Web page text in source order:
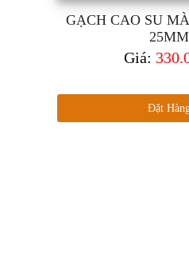
GẠCH CAO SU
25MM
Giá:
Đặt